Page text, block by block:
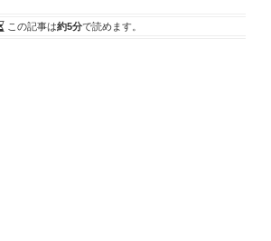
この記事は約5分で読めます。